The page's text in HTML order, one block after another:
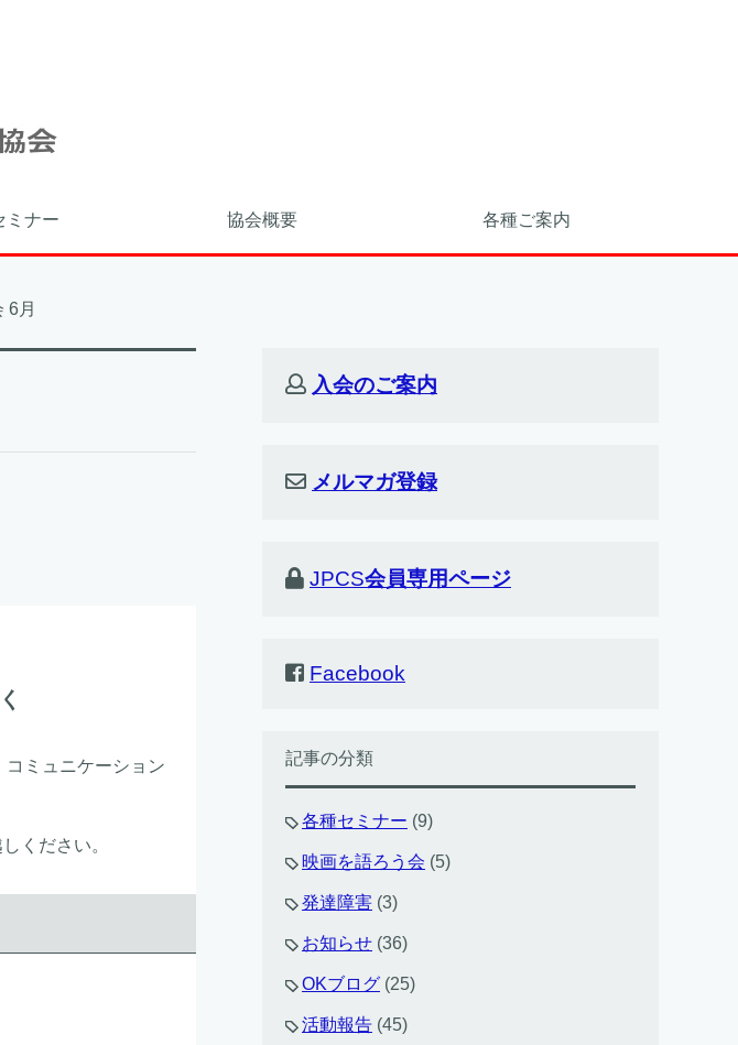
ミナー 協会概要 各種ご案内
6月
ミュニケーション
ください。
入会のご案内
メルマガ登録
JPCS会員専用ページ
Facebook
記事の分類
各種セミナー (9)
映画を語ろう会 (5)
発達障害 (3)
お知らせ (36)
OKブログ (25)
活動報告 (45)